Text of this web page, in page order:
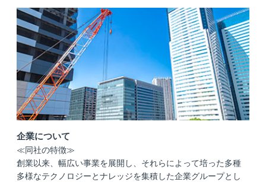
企業について
≪同社の特徴≫
創業以来、幅広い事業を展開し、それらによって培った多種
多様なテクノロジーとナレッジを集積した企業グループとし